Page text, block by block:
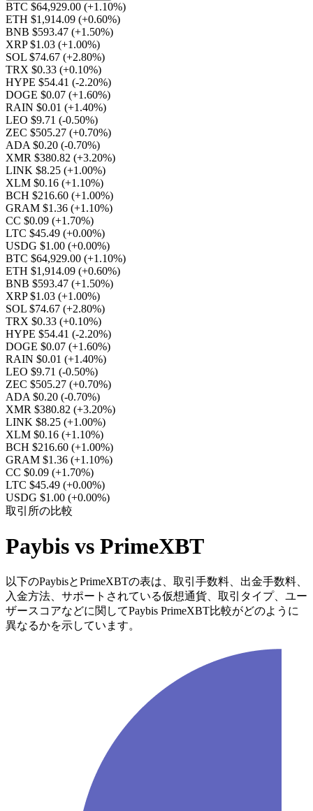
BTC $64,929.00 (+1.10%)
ETH $1,914.09 (+0.60%)
BNB $593.47 (+1.50%)
XRP $1.03 (+1.00%)
SOL $74.67 (+2.80%)
TRX $0.33 (+0.10%)
HYPE $54.41 (-2.20%)
DOGE $0.07 (+1.60%)
RAIN $0.01 (+1.40%)
LEO $9.71 (-0.50%)
ZEC $505.27 (+0.70%)
ADA $0.20 (-0.70%)
XMR $380.82 (+3.20%)
LINK $8.25 (+1.00%)
XLM $0.16 (+1.10%)
BCH $216.60 (+1.00%)
GRAM $1.36 (+1.10%)
CC $0.09 (+1.70%)
LTC $45.49 (+0.00%)
USDG $1.00 (+0.00%)
BTC $64,929.00 (+1.10%)
ETH $1,914.09 (+0.60%)
BNB $593.47 (+1.50%)
XRP $1.03 (+1.00%)
SOL $74.67 (+2.80%)
TRX $0.33 (+0.10%)
HYPE $54.41 (-2.20%)
DOGE $0.07 (+1.60%)
RAIN $0.01 (+1.40%)
LEO $9.71 (-0.50%)
ZEC $505.27 (+0.70%)
ADA $0.20 (-0.70%)
XMR $380.82 (+3.20%)
LINK $8.25 (+1.00%)
XLM $0.16 (+1.10%)
BCH $216.60 (+1.00%)
GRAM $1.36 (+1.10%)
CC $0.09 (+1.70%)
LTC $45.49 (+0.00%)
USDG $1.00 (+0.00%)
取引所の比較
Paybis vs PrimeXBT
以下のPaybisとPrimeXBTの表は、取引手数料、出金手数料、
入金方法、サポートされている仮想通貨、取引タイプ、ユー
ザースコアなどに関してPaybis PrimeXBT比較がどのように
異なるかを示しています。